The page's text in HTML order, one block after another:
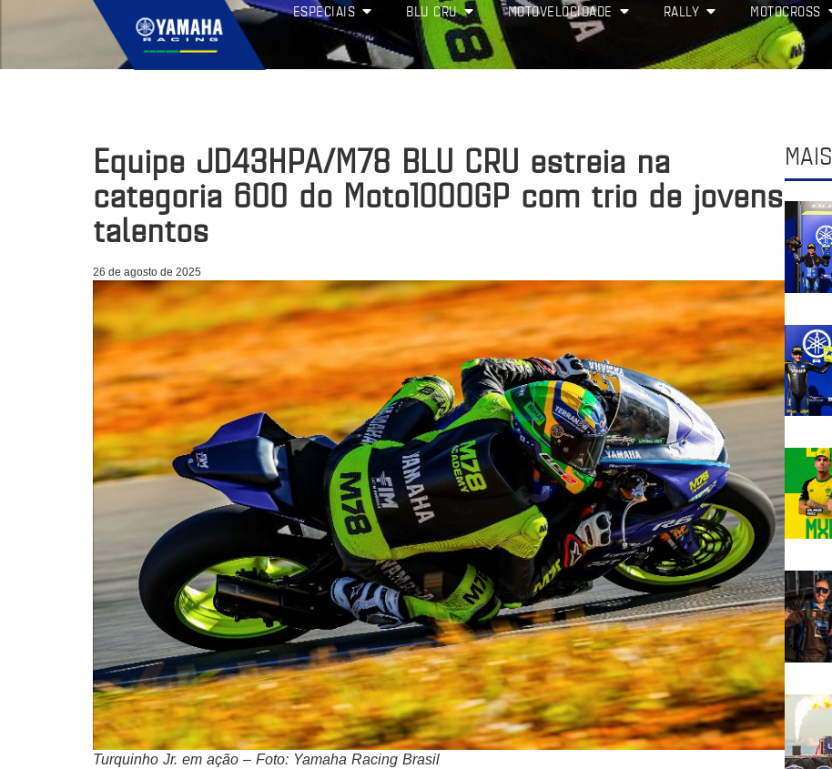
ESPECIAIS BLU CRU MOTOVELOCIDADE RALLY MOTOCROSS
Equipe JD43HPA/M78 BLU CRU estreia na
categoria 600 do Moto1000GP com trio de jovens
talentos
26 de agosto de 2025
Turquinho Jr. em ação – Foto: Yamaha Racing Brasil
MAIS